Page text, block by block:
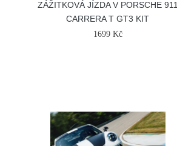
ZÁŽITKOVÁ JÍZDA V PORSCHE 911
CARRERA T GT3 KIT
1699 Kč